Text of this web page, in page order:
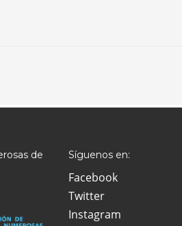
de
Síguenos en:
Facebook
Twitter
Instagram